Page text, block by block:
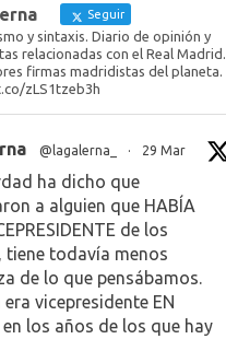
Seguir
y sintaxis. Diario de opinión y
relacionadas con el Real Madrid.
firmas madridistas del planeta.
zLS1tzeb3h
@lagalerna_ · 29 Mar
ha dicho que
a alguien que HABÍA
de los
tiene todavía menos
de lo que pensábamos.
era vicepresidente EN
los años de los que hay